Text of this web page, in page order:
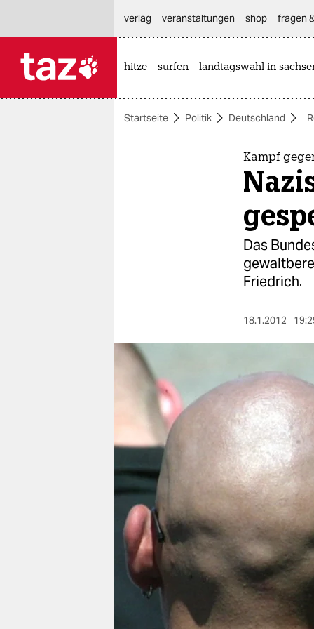
themen
nord
wahrheit
verlag
verlag
veranstaltungen
shop
fragen & hilfe
unterstützen
abo
genossenschaft
verlag
veranstaltungen shop fragen
hitze surfen landtagswahl in
Startseite Politik Deutschland
Kampf
Das
Friedrich.
18.1.2012